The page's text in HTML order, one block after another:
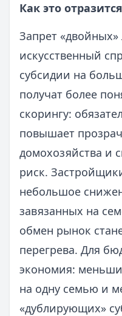
Как это
Запрет «двойных»
искусственный
субсидии на
получат более
скорингу:
повышает
домохозяйства и
риск.
небольшое
завязанных на
обмен рынок
перегрева. Для
экономия:
на одну семью и
«дублирующих»